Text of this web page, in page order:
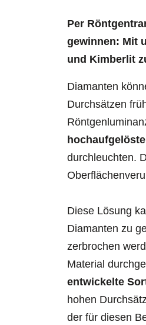
Per
gewinnen: Mit
und Kimberlit
Diamanten
Durchsätzen
durchleuchten.
Diese Lösung
Diamanten zu
zerbrochen
Material
entwickelte
hohen
der für diesen